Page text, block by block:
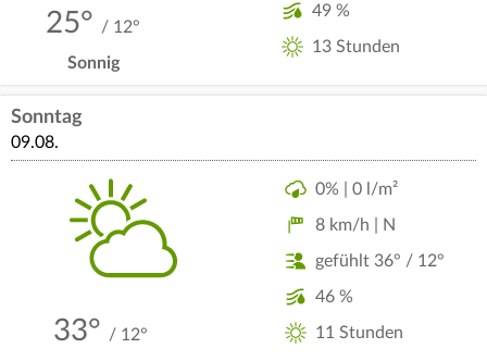
25° / 12°
Sonnig
49 %
13 Stunden
Sonntag
09.08.
33° / 12°
0% | 0 l/m²
8 km/h | N
gefühlt 36° / 12°
46 %
11 Stunden